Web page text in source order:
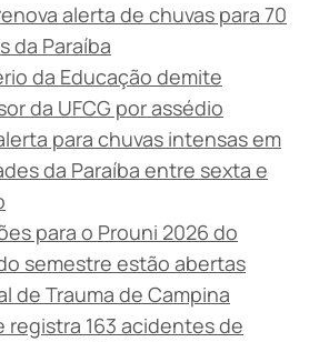
alerta de chuvas para 70
da Paraíba
da Educação demite
da UFCG por assédio
para chuvas intensas em
da Paraíba entre sexta e
para o Prouni 2026 do
semestre estão abertas
de Trauma de Campina
registra 163 acidentes de